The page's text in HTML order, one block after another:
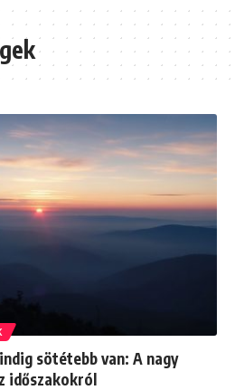
sötétebb van: A nagy
időszakokról